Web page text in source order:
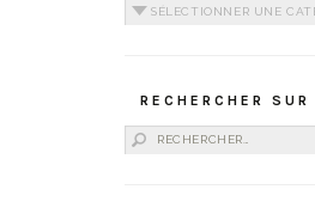
Catégories
RECHERCHER
Rechercher :